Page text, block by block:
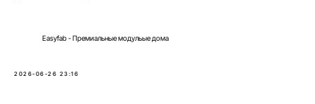
Easyfab - Премиальные модульые дома
2026-06-26 23:16